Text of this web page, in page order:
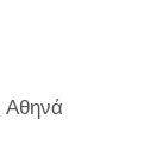
Αθηνά